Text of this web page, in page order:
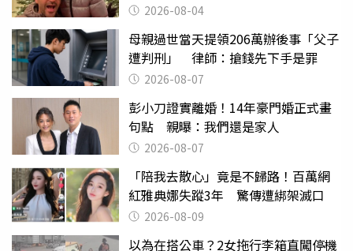
2026-08-04
母親過世當天提領206萬辦後事「父子
遭判刑」 律師：搶錢先下手是罪
2026-08-07
彭小刀證實離婚！14年豪門婚正式畫
句點 親曝：我們還是家人
2026-08-07
「陪我去散心」竟是不歸路！百萬網
紅雅典娜失蹤3年 驚傳遭綁架滅口
2026-08-09
以為在搭公車？2女拖行李箱直闖停機